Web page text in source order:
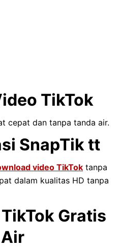
TikTok
cepat dan tanpa tanda air.
SnapTik tt
video TikTok tanpa
dalam kualitas HD tanpa
Gratis